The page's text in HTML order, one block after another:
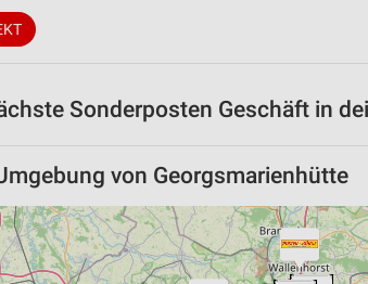
Sonderposten Geschäft in
von Georgsmarienhütte